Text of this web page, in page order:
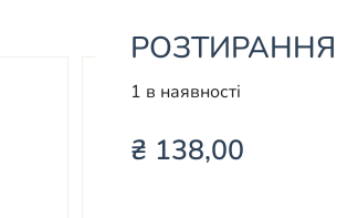
РОЗТИРАННЯ
1 в наявності
₴ 138,00